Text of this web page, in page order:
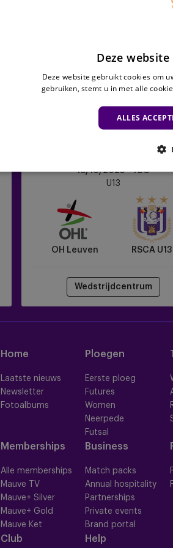
18/10/2025 - TBC
U13
OH Leuven RSCA U13
Wedstrijdcentrum
Home
Laatste nieuws
Newsletter
Fotoalbums
Ploegen
Eerste ploeg
Futures
Women
Neerpede
Futsal
Memberships
Alle memberships
Mauve TV
Mauve+ Silver
Mauve+ Gold
Mauve Ket
Business
Match packs
Annual hospitality
Partnerships
Private events
Brand portal
Club Help
Deze
Deze website gebruikt cookies om
gebruiken, stemt u in met alle
ALLES